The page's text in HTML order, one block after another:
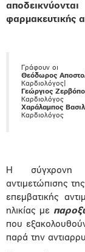
φαρμακευτικής
Γράφουν οι
Θεόδωρος
Καρδιολόγος|
Γεώργιος
Καρδιολόγος
Χαράλαμπος
Καρδιολόγος
Η σύγχρονη
αντιμετώπισης
επεμβατικής
ηλικίας με
που
παρά την